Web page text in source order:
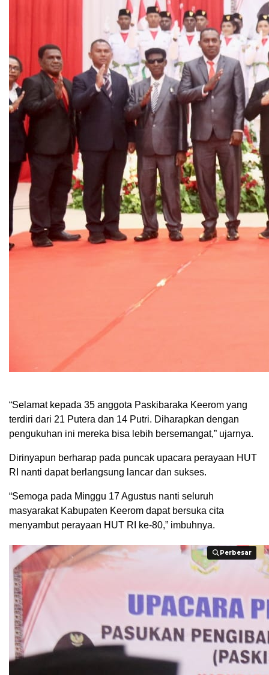
“Selamat kepada 35 anggota Paskibaraka Keerom yang
terdiri dari 21 Putera dan 14 Putri. Diharapkan dengan
pengukuhan ini mereka bisa lebih bersemangat,” ujarnya.
Dirinyapun berharap pada puncak upacara perayaan HUT
RI nanti dapat berlangsung lancar dan sukses.
“Semoga pada Minggu 17 Agustus nanti seluruh
masyarakat Kabupaten Keerom dapat bersuka cita
menyambut perayaan HUT RI ke-80,” imbuhnya.
Perbesar
Perbesar